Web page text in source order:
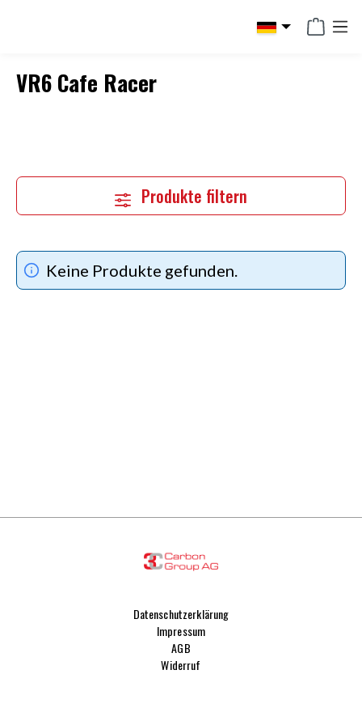
springen
VR6 Cafe Racer
Produkte filtern
Keine Produkte gefunden.
Datenschutzerklärung
Impressum
AGB
Widerruf